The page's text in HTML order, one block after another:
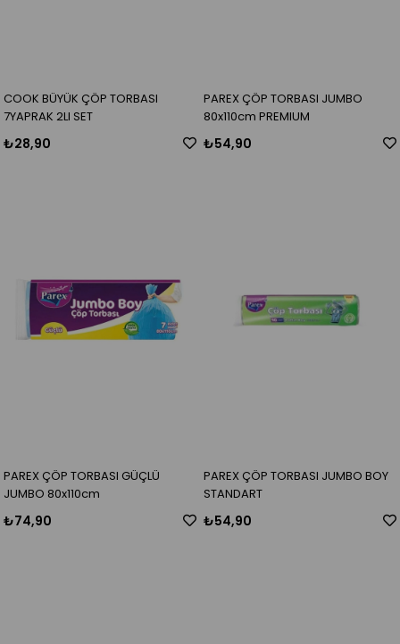
COOK BÜYÜK ÇÖP TORBASI
7YAPRAK 2LI SET
₺28,90
PAREX ÇÖP TORBASI JUMBO
80x110cm PREMIUM
₺54,90
PAREX ÇÖP TORBASI GÜÇLÜ
JUMBO 80x110cm
₺74,90
PAREX ÇÖP TORBASI JUMBO BOY
STANDART
₺54,90